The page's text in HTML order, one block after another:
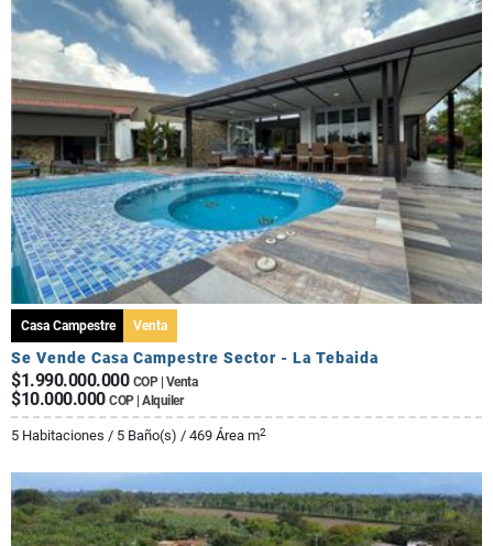
Casa Campestre Venta
Se Vende Casa Campestre Sector - La Tebaida
$1.990.000.000 COP | Venta
$10.000.000 COP | Alquiler
5 Habitaciones / 5 Baño(s) / 469 Área m2